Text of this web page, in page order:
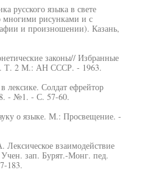
русского языка в свете
многими рисунками и с
и произношении). Казань,
законы// Избранные
Т. 2 М.: АН СССР. - 1963.
лексике. Солдат ефрейтор
- №1. - С. 57-60.
о языке. М.: Просвещение. -
Лексическое взаимодействие
Учен. зап. Бурят.-Монг. пед.
183.